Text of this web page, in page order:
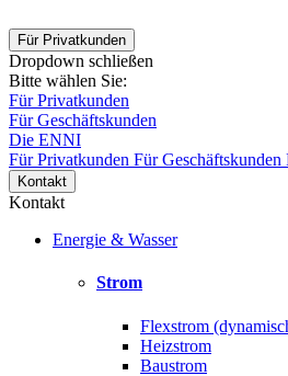
Für Privatkunden
Dropdown schließen
Bitte wählen Sie:
Für Privatkunden
Für Geschäftskunden
Die ENNI
Für Privatkunden Für Geschäftskunden
Kontakt
Kontakt
Energie & Wasser
Strom
Flexstrom
Heizstrom
Baustrom